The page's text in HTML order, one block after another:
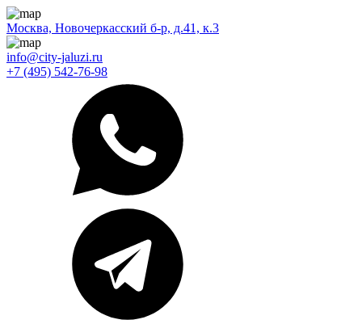
Москва, Новочеркасский б-р, д.41, к.3
info@city-jaluzi.ru
+7 (495) 542-76-98